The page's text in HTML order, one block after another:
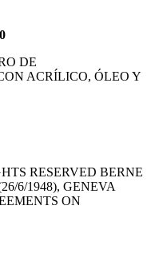
DE
ACRÍLICO, ÓLEO Y
RESERVED BERNE
6/1948), GENEVA
ON